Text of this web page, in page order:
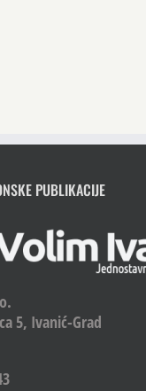
PUBLIKACIJE
5, Ivanić-Grad